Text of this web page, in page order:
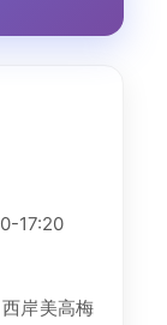
17:20
岸美高梅